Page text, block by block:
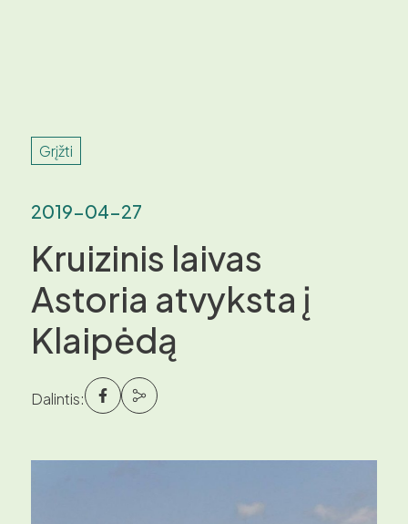
Grįžti
2019-04-27
Kruizinis laivas
Astoria atvyksta į
Klaipėdą
Dalintis: